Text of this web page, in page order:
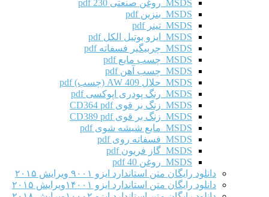
MSDS روغن صنعتی 230 pdf
MSDS بنزین pdf
MSDS تینر pdf
MSDS ایزو بوتیل الکل pdf
MSDS چربیگیر فسفاته pdf
MSDS چسب مایع pdf
MSDS چسب آهن pdf
MSDS حلال AW 409 (چسب) pdf
MSDS رنگ پودری اپوکسی pdf
MSDS زنگ بر قوی CD364 pdf
MSDS زنگ بر قوی CD389 pdf
MSDS مایع شیشه شوی pdf
MSDS فسفاته روی pdf
MSDS گاز فریون pdf
MSDS روغن 40 pdf
دانلود رایگان متن استاندارد ایزو ۹۰۰۱ ویرایش ۲۰۱۵
دانلود رایگان متن استاندارد ایزو ۱۴۰۰۱ویرایش ۲۰۱۵